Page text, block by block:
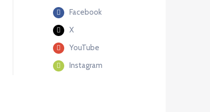
Facebook
X
YouTube
Instagram